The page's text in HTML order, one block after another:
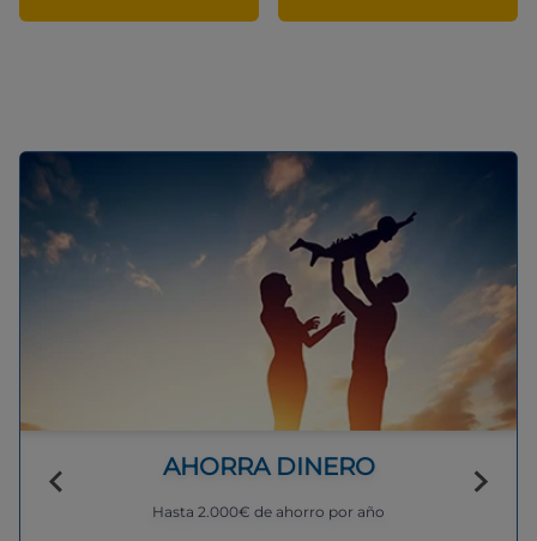
AHORRA DINERO
Hasta 2.000€ de ahorro por año